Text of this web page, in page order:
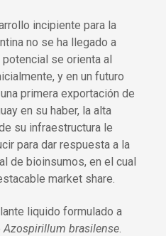
incipiente para la
no se ha llegado a
se orienta al
y en un futuro
primera exportación de
en su haber, la alta
su infraestructura le
para dar respuesta a la
de bioinsumos, en el cual
market share.
liquido formulado a
Azospirillum brasilense.